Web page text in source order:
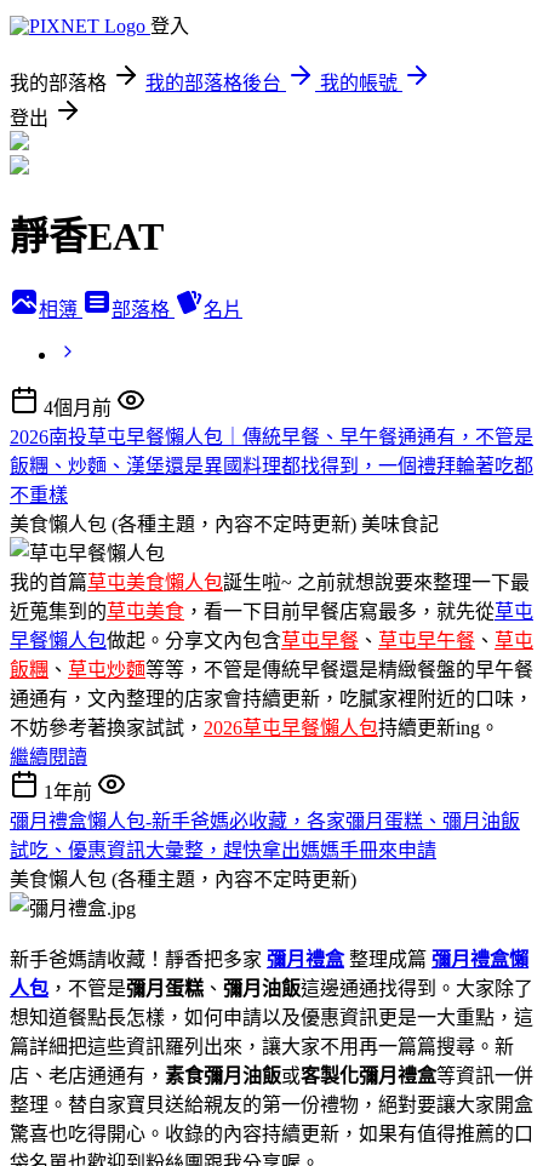
登入
我的部落格 我的部落格後台
我的帳號
登出
靜香EAT
相簿 部落格 名片
4個月前
2026南投草屯早餐懶人包｜傳統早餐、早午餐通通有，不管是
飯糰、炒麵、漢堡還是異國料理都找得到，一個禮拜輪著吃都
不重樣
美食懶人包 (各種主題，內容不定時更新) 美味食記
我的首篇草屯美食懶人包誕生啦~ 之前就想說要來整理一下最
近蒐集到的草屯美食 ，看一下目前早餐店寫最多，就先從草屯
早餐懶人包做起。分享文內包含草屯早餐 、 草屯早午餐 、 草屯
飯糰 、 草屯炒麵等等，不管是傳統早餐還是精緻餐盤的早午餐
通通有，文內整理的店家會持續更新，吃膩家裡附近的口味，
不妨參考著換家試試， 2026草屯早餐懶人包持續更新ing。
繼續閱讀
1年前
彌月禮盒懶人包-新手爸媽必收藏，各家彌月蛋糕、彌月油飯
試吃、優惠資訊大彙整，趕快拿出媽媽手冊來申請
美食懶人包 (各種主題，內容不定時更新)
新手爸媽請收藏！靜香把多家 彌月禮盒 整理成篇 彌月禮盒懶
人包 ，不管是彌月蛋糕 、 彌月油飯這邊通通找得到。大家除了
想知道餐點長怎樣，如何申請以及優惠資訊更是一大重點，這
篇詳細把這些資訊羅列出來，讓大家不用再一篇篇搜尋。新
店、老店通通有， 素食彌月油飯或客製化彌月禮盒等資訊一併
整理。替自家寶貝送給親友的第一份禮物，絕對要讓大家開盒
驚喜也吃得開心。收錄的內容持續更新，如果有值得推薦的口